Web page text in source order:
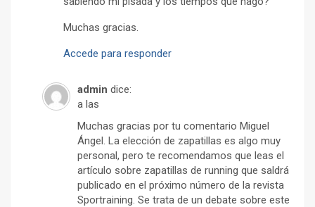
Muchas gracias.
Accede para responder
admin dice:
a las
Muchas gracias por tu comentario Miguel
Ángel. La elección de zapatillas es algo muy
personal, pero te recomendamos que leas el
artículo sobre zapatillas de running que saldrá
publicado en el próximo número de la revista
Sportraining. Se trata de un debate sobre este